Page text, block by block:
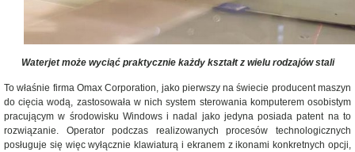
Waterjet może wyciąć praktycznie każdy kształt z wielu rodzajów stali
To właśnie firma Omax Corporation, jako pierwszy na świecie producent maszyn
do cięcia wodą, zastosowała w nich system sterowania komputerem osobistym
pracującym w środowisku Windows i nadal jako jedyna posiada patent na to
rozwiązanie. Operator podczas realizowanych procesów technologicznych
posługuje się więc wyłącznie klawiaturą i ekranem z ikonami konkretnych opcji,